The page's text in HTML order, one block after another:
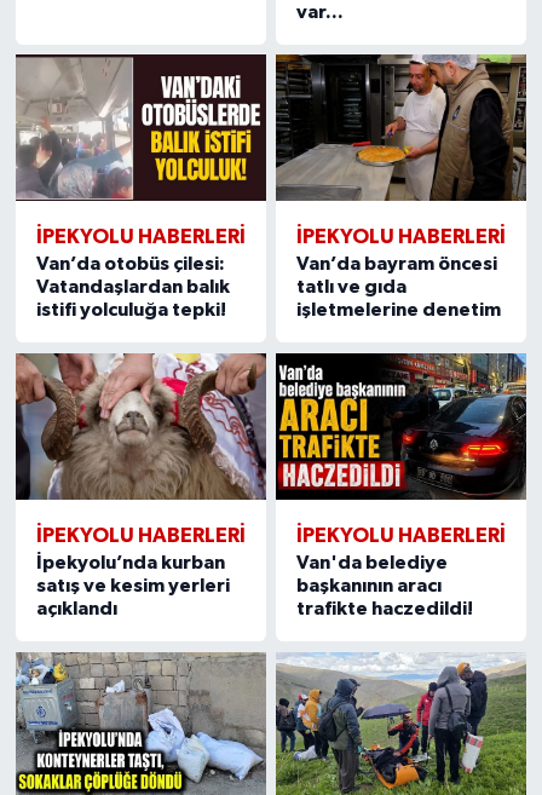
var...
İPEKYOLU HABERLERİ
Van’da otobüs çilesi:
Vatandaşlardan balık
istifi yolculuğa tepki!
İPEKYOLU HABERLERİ
Van’da bayram öncesi
tatlı ve gıda
işletmelerine denetim
İPEKYOLU HABERLERİ
İpekyolu’nda kurban
satış ve kesim yerleri
açıklandı
İPEKYOLU HABERLERİ
Van'da belediye
başkanının aracı
trafikte haczedildi!